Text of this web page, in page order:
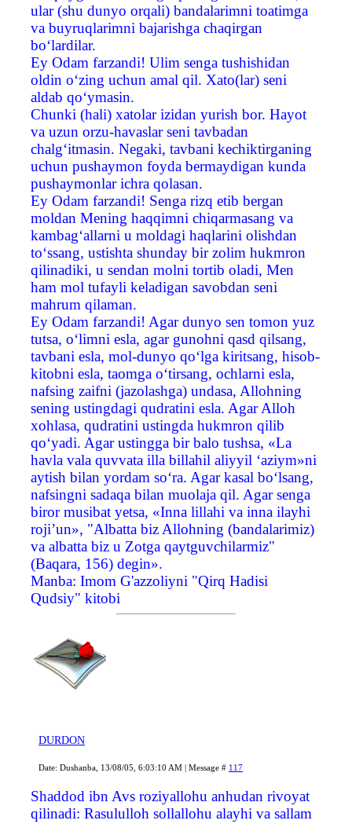
ular (shu dunyo orqali) bandalarimni toatimga
va buyruqlarimni bajarishga chaqirgan
bo‘lardilar.
Ey Odam farzandi! Ulim senga tushishidan
oldin o‘zing uchun amal qil. Xato(lar) seni
aldab qo‘ymasin.
Chunki (hali) xatolar izidan yurish bor. Hayot
va uzun orzu-havaslar seni tavbadan
chalg‘itmasin. Negaki, tavbani kechiktirganing
uchun pushaymon foyda bermaydigan kunda
pushaymonlar ichra qolasan.
Ey Odam farzandi! Senga rizq etib bergan
moldan Mening haqqimni chiqarmasang va
kambag‘allarni u moldagi haqlarini olishdan
to‘ssang, ustishta shunday bir zolim hukmron
qilinadiki, u sendan molni tortib oladi, Men
ham mol tufayli keladigan savobdan seni
mahrum qilaman.
Ey Odam farzandi! Agar dunyo sen tomon yuz
tutsa, o‘limni esla, agar gunohni qasd qilsang,
tavbani esla, mol-dunyo qo‘lga kiritsang, hisob-
kitobni esla, taomga o‘tirsang, ochlarni esla,
nafsing zaifni (jazolashga) undasa, Allohning
sening ustingdagi qudratini esla. Agar Alloh
xohlasa, qudratini ustingda hukmron qilib
qo‘yadi. Agar ustingga bir balo tushsa, «La
havla vala quvvata illa billahil aliyyil ‘aziym»ni
aytish bilan yordam so‘ra. Agar kasal bo‘lsang,
nafsingni sadaqa bilan muolaja qil. Agar senga
biror musibat yetsa, «Inna lillahi va inna ilayhi
roji’un», "Albatta biz Allohning (bandalarimiz)
va albatta biz u Zotga qaytguvchilarmiz"
(Baqara, 156) degin».
Manba: Imom G'azzoliyni "Qirq Hadisi
Qudsiy" kitobi
DURDON
Date: Dushanba, 13/08/05, 6:03:10 AM | Message # 117
Shaddod ibn Avs roziyallohu anhudan rivoyat
qilinadi: Rasululloh sollallohu alayhi va sallam